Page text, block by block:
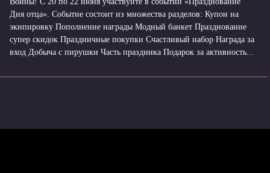
Дня отца». Событие состоит из множества разделов: Купон на
экипировку Пополнение награды Модный банкет Празднование
супер скидок Праздничные покупки Счастливый набор Награда за
вход Добыча с пирушки Часть праздника Подарок за активность...